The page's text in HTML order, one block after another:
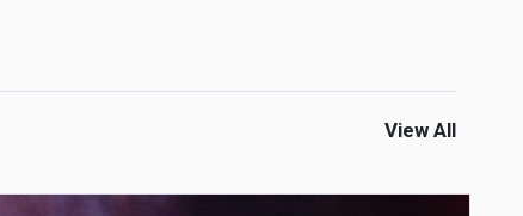
View All